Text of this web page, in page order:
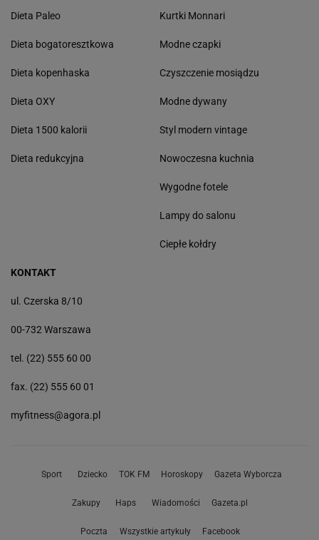
Dieta Paleo
Dieta bogatoresztkowa
Dieta kopenhaska
Dieta OXY
Dieta 1500 kalorii
Dieta redukcyjna
Kurtki Monnari
Modne czapki
Czyszczenie mosiądzu
Modne dywany
Styl modern vintage
Nowoczesna kuchnia
Wygodne fotele
Lampy do salonu
Ciepłe kołdry
KONTAKT
ul. Czerska 8/10
00-732 Warszawa
tel. (22) 555 60 00
fax. (22) 555 60 01
myfitness@agora.pl
Sport Dziecko TOK FM Horoskopy Gazeta Wyborcza
Zakupy Haps Wiadomości Gazeta.pl
Poczta Wszystkie artykuły Facebook